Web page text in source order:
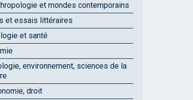
et mondes contemporains
et essais littéraires
et santé
environnement, sciences de la
droit